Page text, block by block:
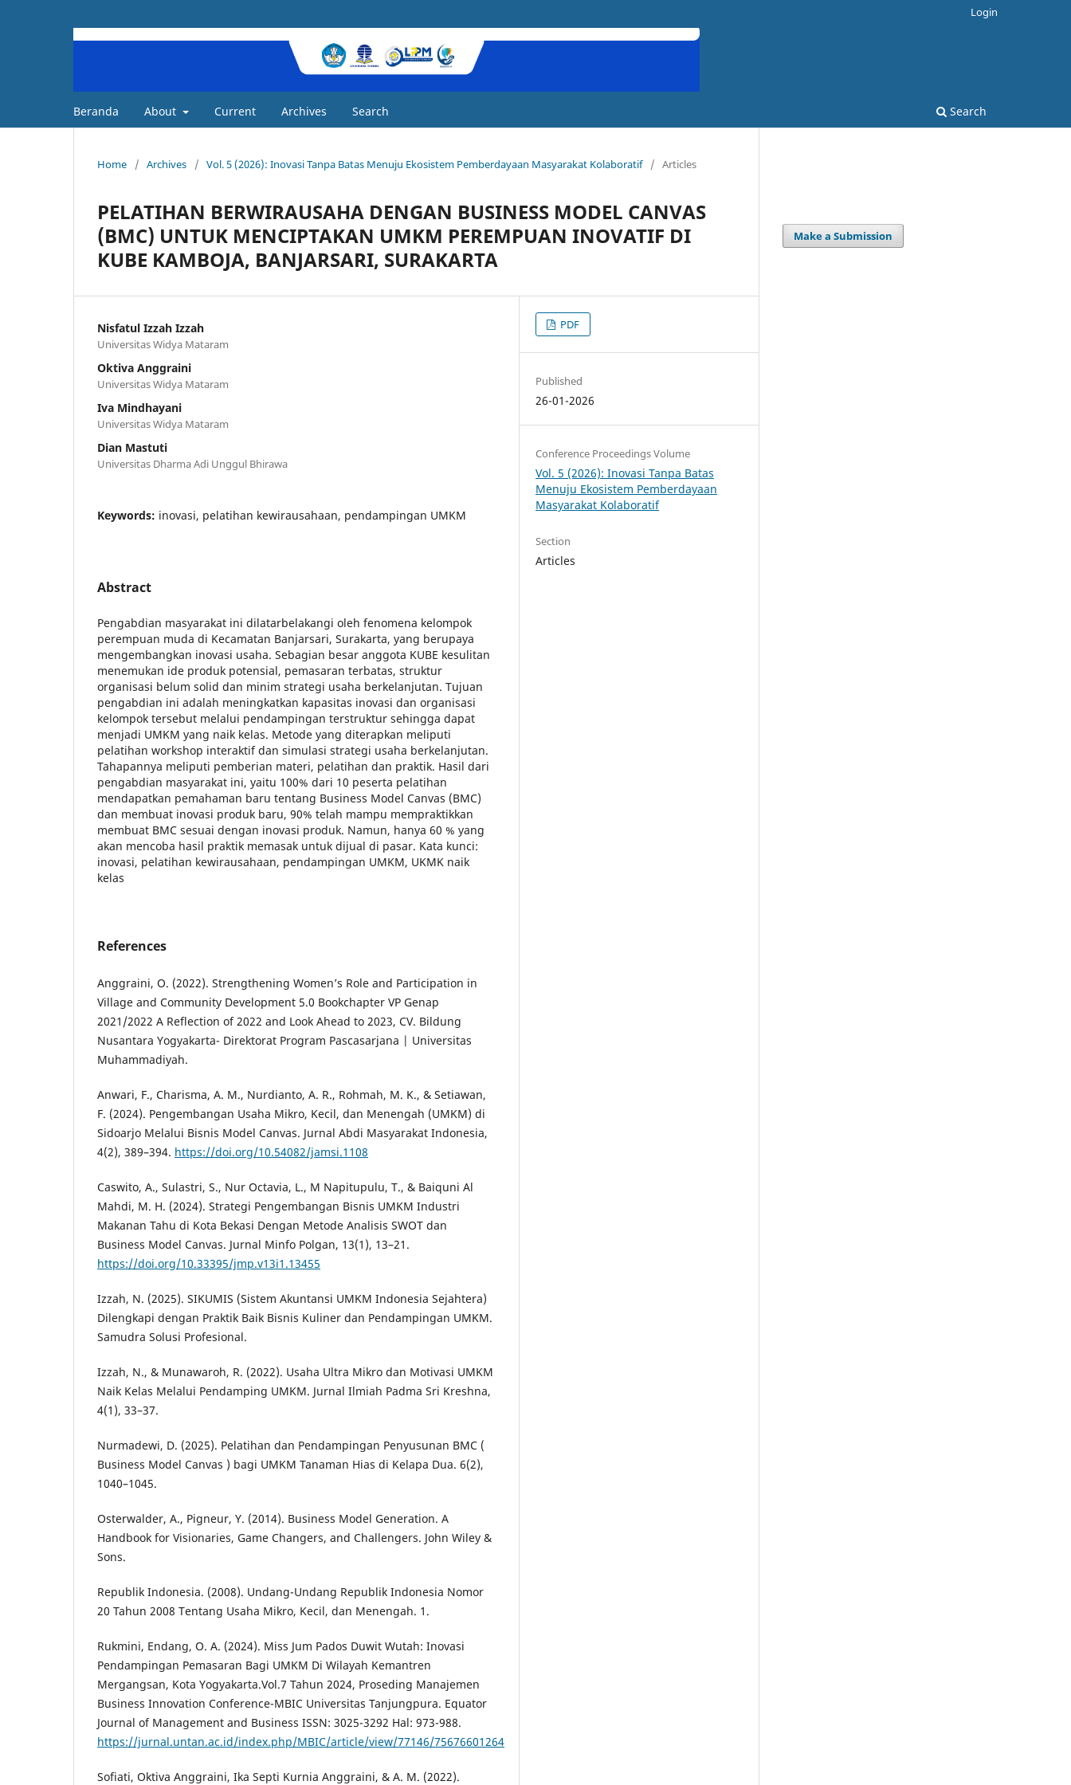
Beranda About Current Archives Search Search
Login
Home / Archives / Vol. 5 (2026): Inovasi Tanpa Batas Menuju Ekosistem Pemberdayaan Masyarakat Kolaboratif / Articles
PELATIHAN BERWIRAUSAHA DENGAN BUSINESS MODEL CANVAS
(BMC) UNTUK MENCIPTAKAN UMKM PEREMPUAN INOVATIF DI
KUBE KAMBOJA, BANJARSARI, SURAKARTA
Nisfatul Izzah Izzah
Universitas Widya Mataram
Oktiva Anggraini
Universitas Widya Mataram
Iva Mindhayani
Universitas Widya Mataram
Dian Mastuti
Universitas Dharma Adi Unggul Bhirawa
Keywords: inovasi, pelatihan kewirausahaan, pendampingan UMKM
Abstract
Pengabdian masyarakat ini dilatarbelakangi oleh fenomena kelompok
perempuan muda di Kecamatan Banjarsari, Surakarta, yang berupaya
mengembangkan inovasi usaha. Sebagian besar anggota KUBE kesulitan
menemukan ide produk potensial, pemasaran terbatas, struktur
organisasi belum solid dan minim strategi usaha berkelanjutan. Tujuan
pengabdian ini adalah meningkatkan kapasitas inovasi dan organisasi
kelompok tersebut melalui pendampingan terstruktur sehingga dapat
menjadi UMKM yang naik kelas. Metode yang diterapkan meliputi
pelatihan workshop interaktif dan simulasi strategi usaha berkelanjutan.
Tahapannya meliputi pemberian materi, pelatihan dan praktik. Hasil dari
pengabdian masyarakat ini, yaitu 100% dari 10 peserta pelatihan
mendapatkan pemahaman baru tentang Business Model Canvas (BMC)
dan membuat inovasi produk baru, 90% telah mampu mempraktikkan
membuat BMC sesuai dengan inovasi produk. Namun, hanya 60 % yang
akan mencoba hasil praktik memasak untuk dijual di pasar. Kata kunci:
inovasi, pelatihan kewirausahaan, pendampingan UMKM, UKMK naik
kelas
References
Anggraini, O. (2022). Strengthening Women’s Role and Participation in
Village and Community Development 5.0 Bookchapter VP Genap
2021/2022 A Reflection of 2022 and Look Ahead to 2023, CV. Bildung
Nusantara Yogyakarta- Direktorat Program Pascasarjana | Universitas
Muhammadiyah.
Anwari, F., Charisma, A. M., Nurdianto, A. R., Rohmah, M. K., & Setiawan,
F. (2024). Pengembangan Usaha Mikro, Kecil, dan Menengah (UMKM) di
Sidoarjo Melalui Bisnis Model Canvas. Jurnal Abdi Masyarakat Indonesia,
4(2), 389–394. https://doi.org/10.54082/jamsi.1108
Caswito, A., Sulastri, S., Nur Octavia, L., M Napitupulu, T., & Baiquni Al
Mahdi, M. H. (2024). Strategi Pengembangan Bisnis UMKM Industri
Makanan Tahu di Kota Bekasi Dengan Metode Analisis SWOT dan
Business Model Canvas. Jurnal Minfo Polgan, 13(1), 13–21.
https://doi.org/10.33395/jmp.v13i1.13455
Izzah, N. (2025). SIKUMIS (Sistem Akuntansi UMKM Indonesia Sejahtera)
Dilengkapi dengan Praktik Baik Bisnis Kuliner dan Pendampingan UMKM.
Samudra Solusi Profesional.
Izzah, N., & Munawaroh, R. (2022). Usaha Ultra Mikro dan Motivasi UMKM
Naik Kelas Melalui Pendamping UMKM. Jurnal Ilmiah Padma Sri Kreshna,
4(1), 33–37.
Nurmadewi, D. (2025). Pelatihan dan Pendampingan Penyusunan BMC (
Business Model Canvas ) bagi UMKM Tanaman Hias di Kelapa Dua. 6(2),
1040–1045.
Osterwalder, A., Pigneur, Y. (2014). Business Model Generation. A
Handbook for Visionaries, Game Changers, and Challengers. John Wiley &
Sons.
Republik Indonesia. (2008). Undang-Undang Republik Indonesia Nomor
20 Tahun 2008 Tentang Usaha Mikro, Kecil, dan Menengah. 1.
Rukmini, Endang, O. A. (2024). Miss Jum Pados Duwit Wutah: Inovasi
Pendampingan Pemasaran Bagi UMKM Di Wilayah Kemantren
Mergangsan, Kota Yogyakarta.Vol.7 Tahun 2024, Proseding Manajemen
Business Innovation Conference-MBIC Universitas Tanjungpura. Equator
Journal of Management and Business ISSN: 3025-3292 Hal: 973-988.
https://jurnal.untan.ac.id/index.php/MBIC/article/view/77146/75676601264
Sofiati, Oktiva Anggraini, Ika Septi Kurnia Anggraini, & A. M. (2022).
PDF
Published
26-01-2026
Conference Proceedings Volume
Vol. 5 (2026): Inovasi Tanpa Batas
Menuju Ekosistem Pemberdayaan
Masyarakat Kolaboratif
Section
Articles
Make a Submission